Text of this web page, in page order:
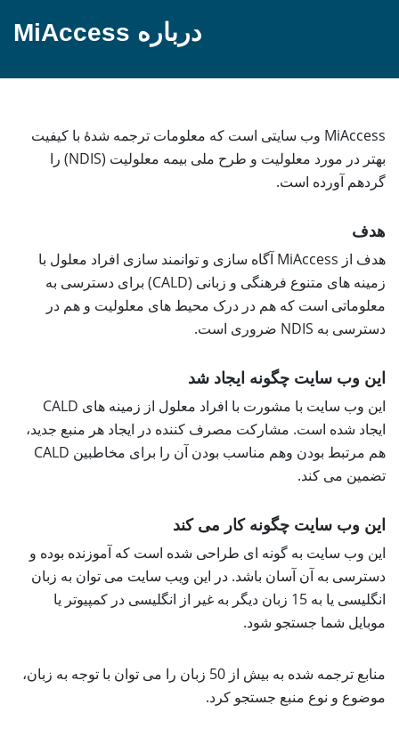
درباره MiAccess
MiAccess وب سایتی است که معلومات ترجمه شدهٔ با کیفیت
بهتر در مورد معلولیت و طرح ملی بیمه معلولیت (NDIS) را
گردهم آورده است.
هدف
هدف از MiAccess آگاه سازی و توانمند سازی افراد معلول با
زمینه های متنوع فرهنگی و زبانی (CALD) برای دسترسی به
معلوماتی است که هم در درک محیط های معلولیت و هم در
دسترسی به NDIS ضروری است.
این وب سایت چگونه ایجاد شد
این وب سایت با مشورت با افراد معلول از زمینه های CALD
ایجاد شده است. مشارکت مصرف کننده در ایجاد هر منبع جدید،
هم مرتبط بودن وهم مناسب بودن آن را برای مخاطبین CALD
تضمین می کند.
این وب سایت چگونه کار می کند
این وب سایت به گونه ای طراحی شده است که آموزنده بوده و
دسترسی به آن آسان باشد. در این ویب سایت می توان به زبان
انگلیسی یا به 15 زبان دیگر به غیر از انگلیسی در کمپیوتر یا
موبایل شما جستجو شود.
منابع ترجمه شده به بیش از 50 زبان را می توان با توجه به زبان،
موضوع و نوع منبع جستجو کرد.